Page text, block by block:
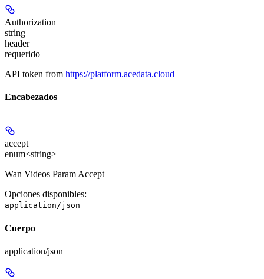
Authorization
string
header
requerido
API token from https://platform.acedata.cloud
Encabezados
accept
enum<string>
Wan Videos Param Accept
Opciones disponibles:
application/json
Cuerpo
application/json